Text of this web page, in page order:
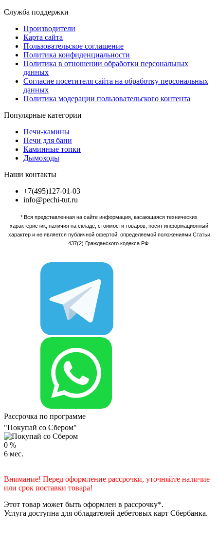
Служба поддержки
Производители
Карта сайта
Пользовательское соглашение
Политика конфиденциальности
Политика в отношении обработки персональных
данных
Согласие посетителя сайта на обработку персональных
данных
Политика модерации пользовательского контента
Популярные категории
Печи-камины
Печи для бани
Каминные топки
Дымоходы
Наши контакты
+7(495)127-01-03
info@pechi-tut.ru
* Вся представленная на сайте информация, касающаяся технических
характеристик, наличия на складе, стоимости товаров, носит информационный
характер и не является публичной офертой, определяемой положениями Статьи
437(2) Гражданского кодекса РФ.
Рассрочка по программе
"Покупай со Сбером"
0 %
6 мес.
Внимание! Перед оформление рассрочки, уточняйте наличие
или срок поставки товара!
Этот товар может быть оформлен в рассрочку*.
Услуга доступна для обладателей дебетовых карт Сбербанка.